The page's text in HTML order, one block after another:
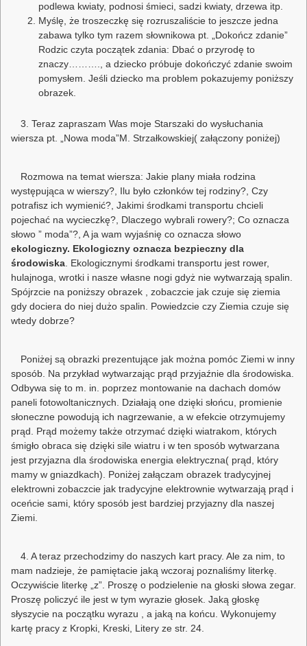
podlewa kwiaty, podnosi śmieci, sadzi kwiaty, drzewa itp.
Myślę, że troszeczkę się rozruszaliście to jeszcze jedna
zabawa tylko tym razem słownikowa pt. „Dokończ zdanie”
Rodzic czyta początek zdania: Dbać o przyrodę to
znaczy………., a dziecko próbuje dokończyć zdanie swoim
pomysłem. Jeśli dziecko ma problem pokazujemy poniższy
obrazek.
3. Teraz zapraszam Was moje Starszaki do wysłuchania
wiersza pt. „Nowa moda”M. Strzałkowskiej( załączony poniżej)
Rozmowa na temat wiersza: Jakie plany miała rodzina
występująca w wierszy?, Ilu było członków tej rodziny?, Czy
potrafisz ich wymienić?, Jakimi środkami transportu chcieli
pojechać na wycieczkę?, Dlaczego wybrali rowery?; Co oznacza
słowo ” moda”?, A ja wam wyjaśnię co oznacza słowo
ekologiczny. Ekologiczny oznacza bezpieczny dla
środowiska . Ekologicznymi środkami transportu jest rower,
hulajnoga, wrotki i nasze własne nogi gdyż nie wytwarzają spalin.
Spójrzcie na poniższy obrazek , zobaczcie jak czuje się ziemia
gdy dociera do niej dużo spalin. Powiedzcie czy Ziemia czuje się
wtedy dobrze?
Poniżej są obrazki prezentujące jak można pomóc Ziemi w inny
sposób. Na przykład wytwarzając prąd przyjaźnie dla środowiska.
Odbywa się to m. in. poprzez montowanie na dachach domów
paneli fotowoltanicznych. Działają one dzięki słońcu, promienie
słoneczne powodują ich nagrzewanie, a w efekcie otrzymujemy
prąd. Prąd możemy także otrzymać dzięki wiatrakom, których
śmigło obraca się dzięki sile wiatru i w ten sposób wytwarzana
jest przyjazna dla środowiska energia elektryczna( prąd, który
mamy w gniazdkach). Poniżej załączam obrazek tradycyjnej
elektrowni zobaczcie jak tradycyjne elektrownie wytwarzają prąd i
oceńcie sami, który sposób jest bardziej przyjazny dla naszej
Ziemi.
4. A teraz przechodzimy do naszych kart pracy. Ale za nim, to
mam nadzieje, że pamiętacie jaką wczoraj poznaliśmy literkę.
Oczywiście literkę „z”. Proszę o podzielenie na głoski słowa zegar.
Proszę policzyć ile jest w tym wyrazie głosek. Jaką głoskę
słyszycie na początku wyrazu , a jaką na końcu. Wykonujemy
kartę pracy z Kropki, Kreski, Litery ze str. 24.